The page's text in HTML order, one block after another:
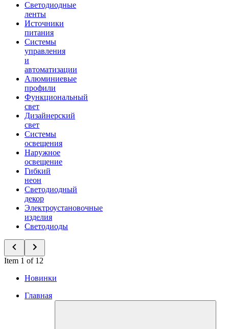
Светодиодные
ленты
Источники
питания
Системы
управления
и
автоматизации
Алюминиевые
профили
Функциональный
свет
Дизайнерский
свет
Системы
освещения
Наружное
освещение
Гибкий
неон
Светодиодный
декор
Электроустановочные
изделия
Светодиоды
Item 1 of 12
Новинки
Главная